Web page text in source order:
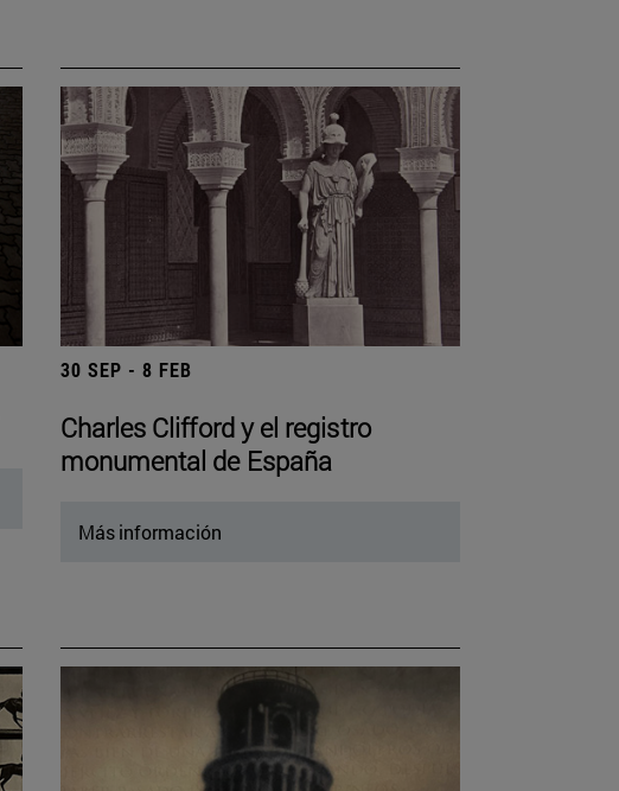
30 SEP - 8 FEB
Charles Clifford y el registro
monumental de España
Más información